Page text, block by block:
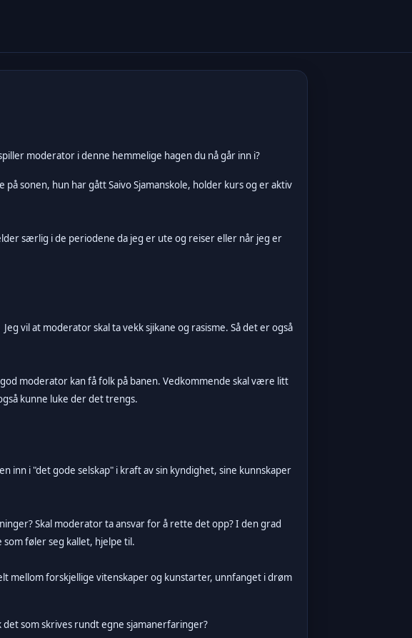
moderator i denne hemmelige hagen du nå går inn i?
sonen, hun har gått Saivo Sjamanskole, holder kurs og er aktiv
særlig i de periodene da jeg er ute og reiser eller når jeg er
vil at moderator skal ta vekk sjikane og rasisme. Så det er også
moderator kan få folk på banen. Vedkommende skal være litt
kunne luke der det trengs.
inn i "det gode selskap" i kraft av sin kyndighet, sine kunnskaper
Skal moderator ta ansvar for å rette det opp? I den grad
føler seg kallet, hjelpe til.
mellom forskjellige vitenskaper og kunstarter, unnfanget i drøm
som skrives rundt egne sjamanerfaringer?